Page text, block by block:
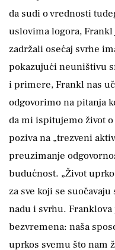
da sudi o vrednosti
uslovima logora,
zadržali osećaj svrhe
pokazujući neuništivu
i primere, Frankl nas
odgovorimo na pitanja
da mi ispitujemo život
poziva na „trezveni
preuzimanje
budućnost. „Život
za sve koji se
nadu i svrhu.
bezvremena: naša
uprkos svemu što nam